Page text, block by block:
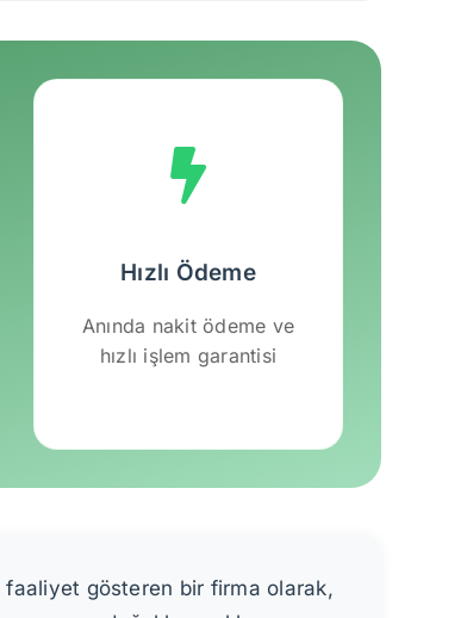
Hızlı Ödeme
Anında nakit ödeme ve
hızlı işlem garantisi
faaliyet gösteren bir firma olarak,